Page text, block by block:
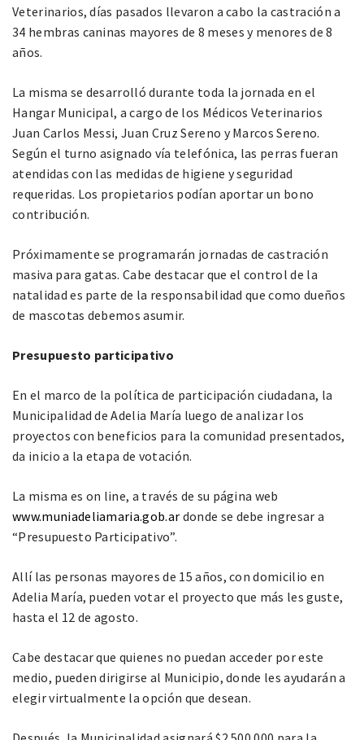
Veterinarios, días pasados llevaron a cabo la castración a
34 hembras caninas mayores de 8 meses y menores de 8
años.
La misma se desarrolló durante toda la jornada en el
Hangar Municipal, a cargo de los Médicos Veterinarios
Juan Carlos Messi, Juan Cruz Sereno y Marcos Sereno.
Según el turno asignado vía telefónica, las perras fueran
atendidas con las medidas de higiene y seguridad
requeridas. Los propietarios podían aportar un bono
contribución.
Próximamente se programarán jornadas de castración
masiva para gatas. Cabe destacar que el control de la
natalidad es parte de la responsabilidad que como dueños
de mascotas debemos asumir.
Presupuesto participativo
En el marco de la política de participación ciudadana, la
Municipalidad de Adelia María luego de analizar los
proyectos con beneficios para la comunidad presentados,
da inicio a la etapa de votación.
La misma es on line, a través de su página web
www.muniadeliamaria.gob.ar donde se debe ingresar a
“Presupuesto Participativo”.
Allí las personas mayores de 15 años, con domicilio en
Adelia María, pueden votar el proyecto que más les guste,
hasta el 12 de agosto.
Cabe destacar que quienes no puedan acceder por este
medio, pueden dirigirse al Municipio, donde les ayudarán a
elegir virtualmente la opción que desean.